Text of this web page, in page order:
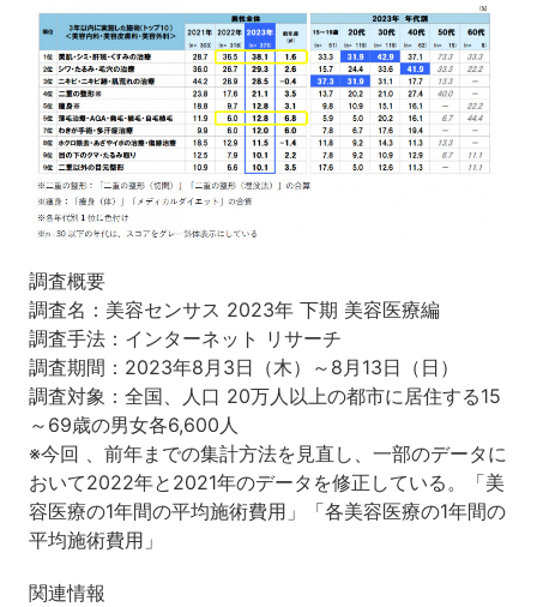
調査概要
調査名：美容センサス 2023年 下期 美容医療編
調査手法：インターネット リサーチ
調査期間：2023年8月3日（木）～8月13日（日）
調査対象：全国、人口 20万人以上の都市に居住する15
～69歳の男女各6,600人
※今回 、前年までの集計方法を見直し、一部のデータに
おいて2022年と2021年のデータを修正している。「美
容医療の1年間の平均施術費用」「各美容医療の1年間の
平均施術費用」
関連情報